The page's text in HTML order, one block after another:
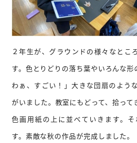
２年生が、グラウンドの様々なとこ
す。色とりどりの落ち葉やいろんな形
わぁ、すごい！」大きな団扇のよう
がいました。教室にもどって、拾って
色画用紙の上に並べていきます。
す。素敵な秋の作品が完成しました。